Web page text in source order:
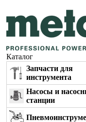
Каталог
Запчасти для
инструмента
Насосы и
станции